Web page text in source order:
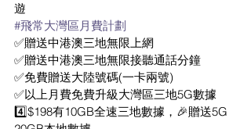
遊
#飛常大灣區月費計劃
✅贈送中港澳三地無限上網
✅贈送中港澳三地無限接聽通話分鐘
✅免費贈送大陸號碼(一卡兩號)
✅以上月費免費升級大灣區三地5G數據
4️⃣$198有10GB全速三地數據，🎉贈送5G